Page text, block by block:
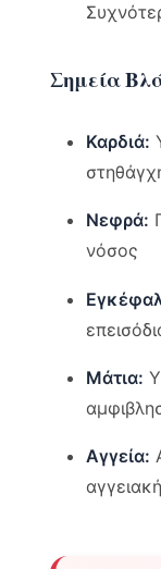
Σημεία
Καρδιά:
Νεφρά:
νόσος
Μάτια:
Αγγεία: